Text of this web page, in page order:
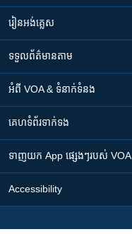
រៀន​​អង់គ្លេស
ទទួល​ព័ត៌មាន​តាម
អំពី​ VOA & ទំនាក់ទំនង
គេហទំព័រ​​ទាក់ទង
ទាញយក​ App ផ្សេងៗ​របស់​ VOA
Accessibility